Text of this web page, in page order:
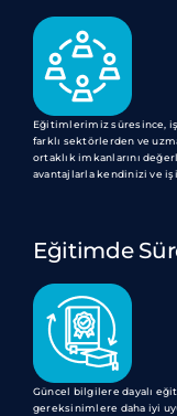
Eğitimlerimiz süresince, iş
farklı sektörlerden ve
ortaklık imkanlarını
avantajlarla kendinizi ve
Eğitimde
Güncel bilgilere dayalı
gereksinimlere daha iyi